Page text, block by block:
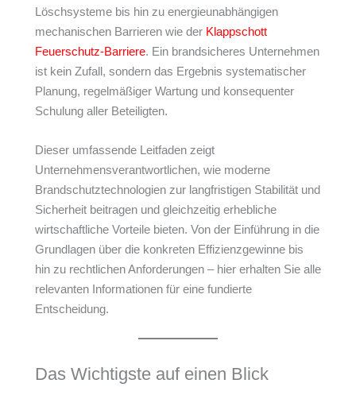
Löschsysteme bis hin zu energieunabhängigen
mechanischen Barrieren wie der Klappschott
Feuerschutz-Barriere. Ein brand­sicheres Unternehmen
ist kein Zufall, sondern das Ergebnis systematischer
Planung, regelmäßiger Wartung und konsequenter
Schulung aller Beteiligten.
Dieser umfassende Leitfaden zeigt
Unternehmensverantwortlichen, wie moderne
Brandschutztechnologien zur langfristigen Stabilität und
Sicherheit beitragen und gleichzeitig erhebliche
wirtschaftliche Vorteile bieten. Von der Einführung in die
Grundlagen über die konkreten Effizienzgewinne bis
hin zu rechtlichen Anforderungen – hier erhalten Sie alle
relevanten Informationen für eine fundierte
Entscheidung.
Das Wichtigste auf einen Blick